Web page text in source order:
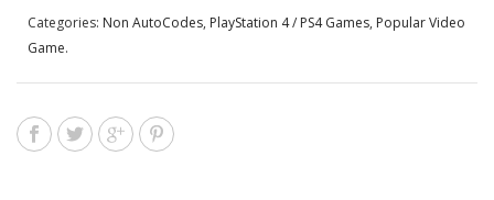
Categories: Non AutoCodes, PlayStation 4 / PS4 Games, Popular Video
Game.